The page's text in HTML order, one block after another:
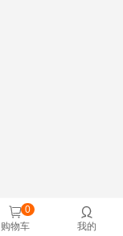

购物车
0 
我的